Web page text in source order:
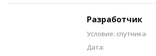
Разработчик
Условие: спутника
Дата: